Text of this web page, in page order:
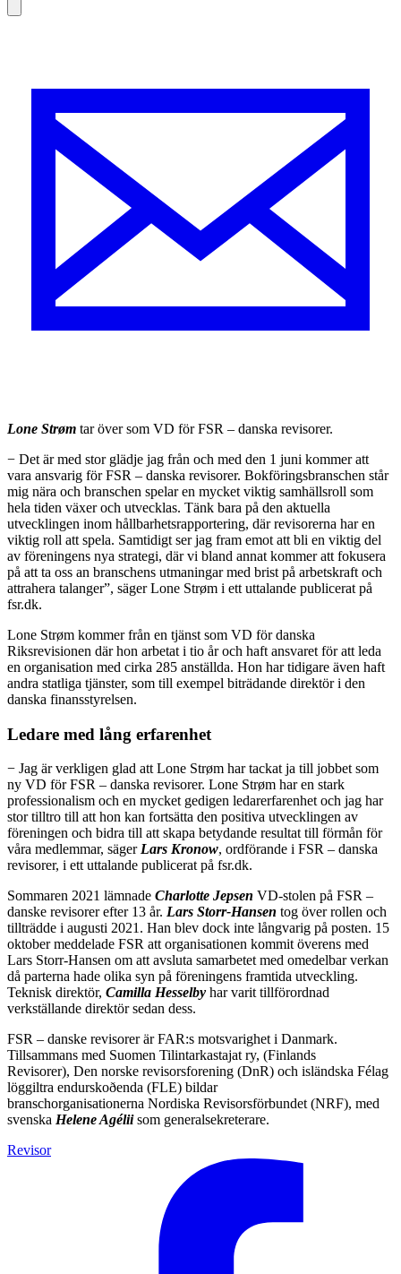
Lone Strøm tar över som VD för FSR – danska revisorer.
− Det är med stor glädje jag från och med den 1 juni kommer att
vara ansvarig för FSR – danska revisorer. Bokföringsbranschen står
mig nära och branschen spelar en mycket viktig samhällsroll som
hela tiden växer och utvecklas. Tänk bara på den aktuella
utvecklingen inom hållbarhetsrapportering, där revisorerna har en
viktig roll att spela. Samtidigt ser jag fram emot att bli en viktig del
av föreningens nya strategi, där vi bland annat kommer att fokusera
på att ta oss an branschens utmaningar med brist på arbetskraft och
attrahera talanger”, säger Lone Strøm i ett uttalande publicerat på
fsr.dk.
Lone Strøm kommer från en tjänst som VD för danska
Riksrevisionen där hon arbetat i tio år och haft ansvaret för att leda
en organisation med cirka 285 anställda. Hon har tidigare även haft
andra statliga tjänster, som till exempel biträdande direktör i den
danska finansstyrelsen.
Ledare med lång erfarenhet
− Jag är verkligen glad att Lone Strøm har tackat ja till jobbet som
ny VD för FSR – danska revisorer. Lone Strøm har en stark
professionalism och en mycket gedigen ledarerfarenhet och jag har
stor tilltro till att hon kan fortsätta den positiva utvecklingen av
föreningen och bidra till att skapa betydande resultat till förmån för
våra medlemmar, säger Lars Kronow, ordförande i FSR – danska
revisorer, i ett uttalande publicerat på fsr.dk.
Sommaren 2021 lämnade Charlotte Jepsen VD-stolen på FSR –
danske revisorer efter 13 år. Lars Storr-Hansen tog över rollen och
tillträdde i augusti 2021. Han blev dock inte långvarig på posten. 15
oktober meddelade FSR att organisationen kommit överens med
Lars Storr-Hansen om att avsluta samarbetet med omedelbar verkan
då parterna hade olika syn på föreningens framtida utveckling.
Teknisk direktör, Camilla Hesselby har varit tillförordnad
verkställande direktör sedan dess.
FSR – danske revisorer är FAR:s motsvarighet i Danmark.
Tillsammans med Suomen Tilintarkastajat ry, (Finlands
Revisorer), Den norske revisorsforening (DnR) och isländska Félag
löggiltra endurskoðenda (FLE) bildar
branschorganisationerna Nordiska Revisorsförbundet (NRF), med
svenska Helene Agéliisom generalsekreterare.
Revisor